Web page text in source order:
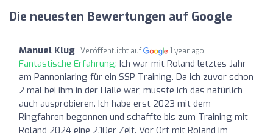
Die neuesten Bewertungen auf Google
Manuel Klug Veröffentlicht auf 1 year ago
Fantastische Erfahrung: Ich war mit Roland letztes Jahr
am Pannoniaring für ein SSP Training. Da ich zuvor schon
2 mal bei ihm in der Halle war, musste ich das natürlich
auch ausprobieren. Ich habe erst 2023 mit dem
Ringfahren begonnen und schaffte bis zum Training mit
Roland 2024 eine 2.10er Zeit. Vor Ort mit Roland im